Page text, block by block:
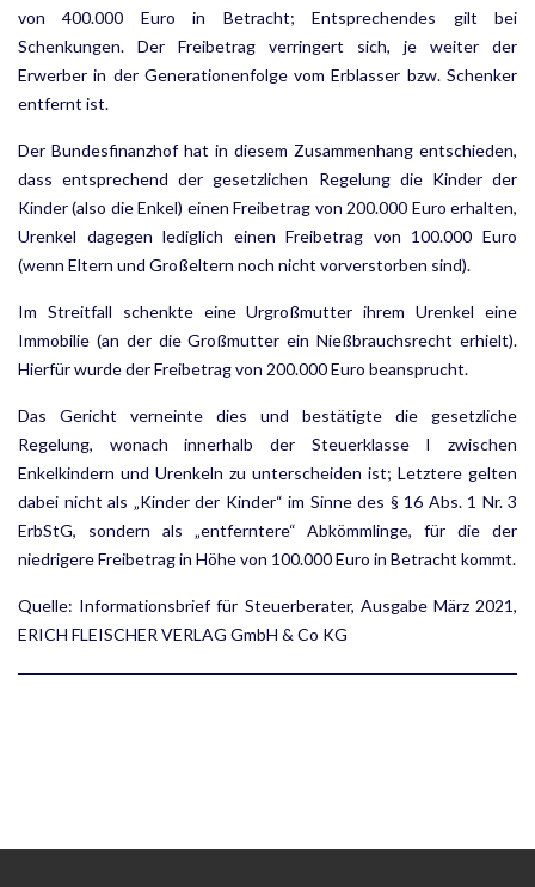
von 400.000 Euro in Betracht; Entspre­chendes gilt bei
Schenkungen. Der Freibetrag verringert sich, je weiter der
Erwerber in der Generationen­folge vom Erblasser bzw. Schenker
entfernt ist.
Der Bundesfinanzhof hat in diesem Zusammenhang entschieden,
dass entsprechend der gesetzlichen Rege­lung die Kinder der
Kinder (also die Enkel) einen Freibetrag von 200.000 Euro erhalten,
Urenkel dagegen lediglich einen Freibetrag von 100.000 Euro
(wenn Eltern und Großeltern noch nicht vorverstorben sind).
Im Streitfall schenkte eine Urgroßmutter ihrem Urenkel eine
Immobilie (an der die Großmutter ein Nieß­brauchsrecht erhielt).
Hierfür wurde der Freibetrag von 200.000 Euro beansprucht.
Das Gericht verneinte dies und bestätigte die gesetzliche
Regelung, wonach innerhalb der Steuerklasse I zwi­schen
Enkelkindern und Urenkeln zu unterscheiden ist; Letztere gelten
dabei nicht als „Kinder der Kinder“ im Sinne des § 16 Abs. 1 Nr. 3
ErbStG, sondern als „entferntere“ Abkömmlinge, für die der
niedrigere Frei­betrag in Höhe von 100.000 Euro in Betracht kommt.
Quelle: Informationsbrief für Steuerberater, Ausgabe März 2021,
ERICH FLEISCHER VERLAG GmbH & Co KG